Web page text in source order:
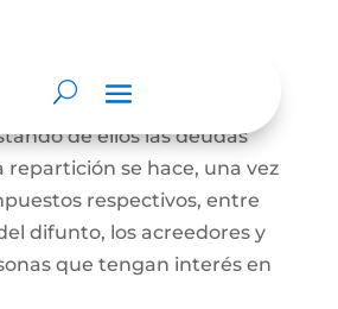
por causa de muerte
para repartir los bienes
de ellos las deudas
repartición se hace, una vez
respectivos, entre
difunto, los acreedores y
que tengan interés en